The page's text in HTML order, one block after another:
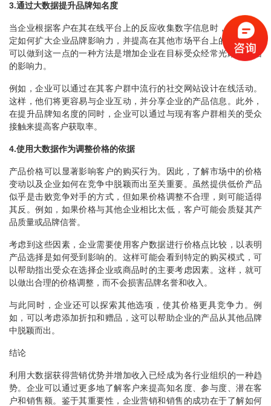
3.通过大数据提升品牌知名度
当企业根据客户在其在线平台上的反应收集数字信息时，还可以确
定如何扩大企业品牌影响力，并提高在其他市场平台上的知名度。
可以做到这一点的一种方法是增加企业在目标受众经常光顾的网站
的影响力。
例如，企业可以通过在其客户群中流行的社交网站设计在线活动。
这样，他们将更容易与企业互动，并分享企业的产品信息。此外，
在提升品牌知名度的同时，企业可以通过与现有客户群相关的受众
接触来提高客户获取率。
4.使用大数据作为调整价格的依据
产品价格可以显著影响客户的购买行为。因此，了解市场中的价格
变动以及企业如何在竞争中脱颖而出至关重要。虽然提供低价产品
似乎是击败竞争对手的方式，但如果价格调整不合理，则可能适得
其反。例如，如果价格与其他企业相比太低，客户可能会质疑其产
品质量或品牌信誉。
考虑到这些因素，企业需要使用客户数据进行价格点比较，以表明
产品选择是如何受到影响的。这样可能会看到特定的购买模式，可
以帮助指出受众在选择企业或商品时的主要考虑因素。这样，就可
以做出合理的价格调整，而不会损害品牌名誉和收入。
与此同时，企业还可以探索其他选项，使其价格更具竞争力。例
如，可以考虑添加折扣和赠品，这可以帮助企业的产品从其他品牌
中脱颖而出。
结论
利用大数据获得营销优势并增加收入已经成为各行业组织的一种趋
势。企业可以通过更多地了解客户来提高知名度、参与度、潜在客
户和销售额。鉴于其重要性，企业营销和销售的成功在于了解如何